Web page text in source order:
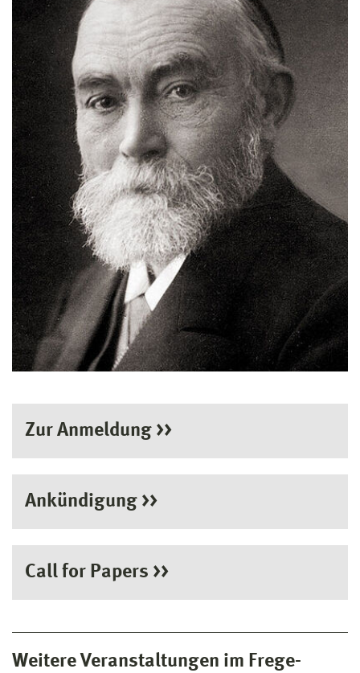
Zur Anmeldung >>
Ankündigung >>
Call for Papers >>
Weitere Veranstaltungen im Frege-